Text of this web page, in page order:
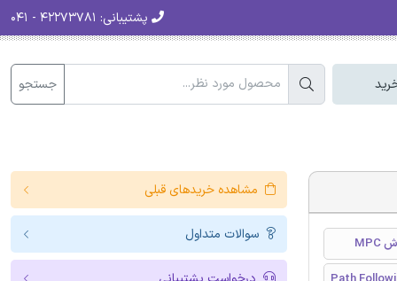
پشتیبانی:
جستجو
مشاهده خریدهای قبلی
سوالات متداول